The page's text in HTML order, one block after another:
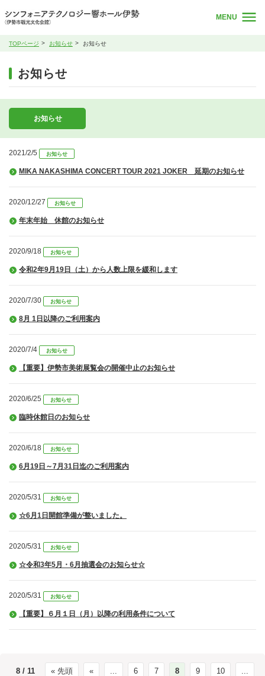
MENU
TOPページ お知らせ お知らせ
お知らせ
お知らせ
2021/2/5 お知らせ
MIKA NAKASHIMA CONCERT TOUR 2021 JOKER 延期のお知らせ
2020/12/27 お知らせ
年末年始 休館のお知らせ
2020/9/18 お知らせ
令和2年9月19日（土）から人数上限を緩和します
2020/7/30 お知らせ
8月 1日以降のご利用案内
2020/7/4 お知らせ
【重要】伊勢市美術展覧会の開催中止のお知らせ
2020/6/25 お知らせ
臨時休館日のお知らせ
2020/6/18 お知らせ
6月19日～7月31日迄のご利用案内
2020/5/31 お知らせ
☆6月1日開館準備が整いました。
2020/5/31 お知らせ
☆令和3年5月・6月抽選会のお知らせ☆
2020/5/31 お知らせ
【重要】６月１日（月）以降の利用条件について
8 / 11 « 先頭 « ... 6 7 8 9 10
...